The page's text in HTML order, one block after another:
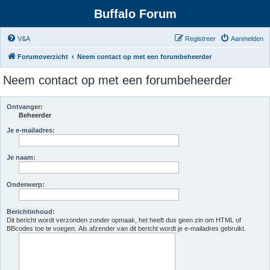
Buffalo Forum
V&A Aanmelden
Registreer
Forumoverzicht Neem contact op met een forumbeheerder
Neem contact op met een forumbeheerder
Ontvanger:
Beheerder
Je e-mailadres:
Je naam:
Onderwerp:
Berichtinhoud:
Dit bericht wordt verzonden zonder opmaak, het heeft dus geen zin om HTML of
BBcodes toe te voegen. Als afzender van dit bericht wordt je e-mailadres gebruikt.